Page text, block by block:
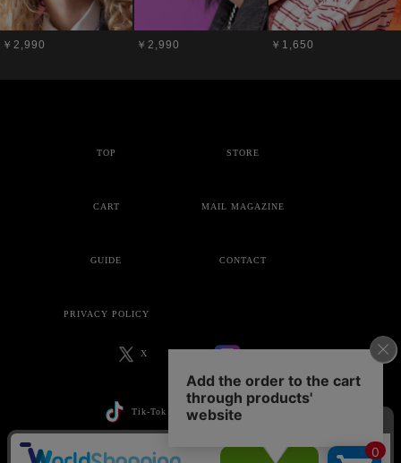
￥2,990 ￥2,990 ￥1,650
TOP STORE
CART MAIL MAGAZINE
GUIDE CONTACT
PRIVACY POLICY
X
Tik-Tok